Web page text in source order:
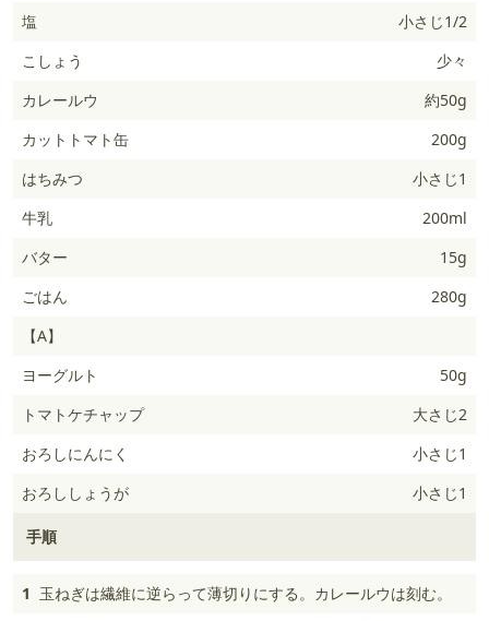
塩
小さじ1/2
こしょう
少々
カレールウ
約50g
カットトマト缶
200g
はちみつ
小さじ1
牛乳
200ml
バター
15g
ごはん
280g
【A】
ヨーグルト
50g
トマトケチャップ
大さじ2
おろしにんにく
小さじ1
おろししょうが
小さじ1
手順
1 玉ねぎは繊維に逆らって薄切りにする。カレールウは刻む。